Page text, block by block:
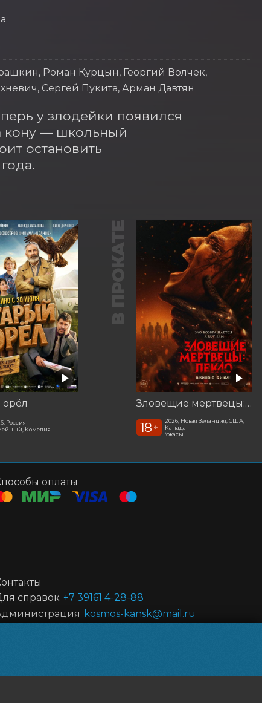
Роман Курцын, Георгий Волчек,
Сергей Пукита, Арман Давтян
у злодейки появился
кону — школьный
остановить
орёл
Россия
Комедия
В ПРОКАТЕ
Зловещие мертвецы: Пекло
18 +
2026, Новая Зеландия, США,
Канада
Ужасы
оплаты
справок +7 39161 4-28-88
kosmos-kansk@mail.ru